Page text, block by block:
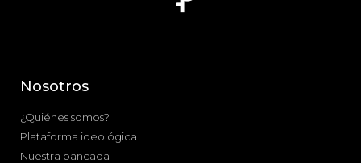
Nosotros
¿Quiénes somos?
Plataforma ideológica
Nuestra bancada